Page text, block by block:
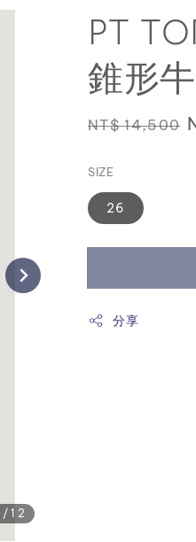
/12
PT
錐形
Regular
NT$ 14,500
SIZE
26
分享